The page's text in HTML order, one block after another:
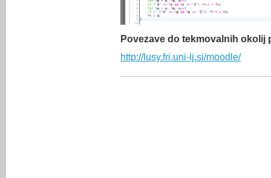
Povezave do tekmovalnih okolij
http://lusy.fri.uni-lj.si/moodle/